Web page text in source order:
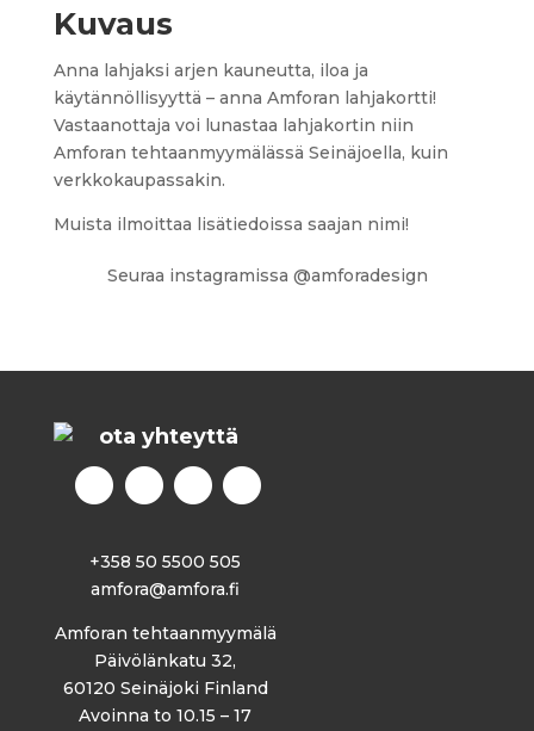
Kuvaus
Anna lahjaksi arjen kauneutta, iloa ja
käytännöllisyyttä – anna Amforan lahjakortti!
Vastaanottaja voi lunastaa lahjakortin niin
Amforan tehtaanmyymälässä Seinäjoella, kuin
verkkokaupassakin.
Muista ilmoittaa lisätiedoissa saajan nimi!
Seuraa instagramissa @amforadesign
ota yhteyttä
+358 50 5500 505
amfora@amfora.fi
Amforan tehtaanmyymälä
Päivölänkatu 32,
60120 Seinäjoki Finland
Avoinna to 10.15 – 17